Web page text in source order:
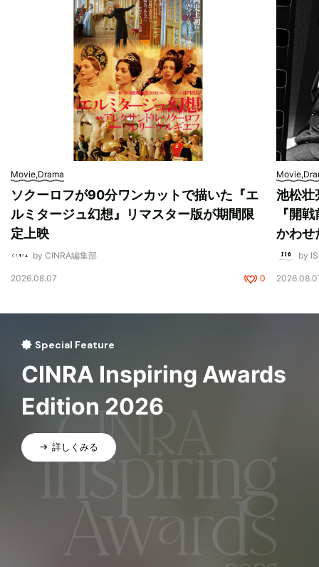
Movie,Drama
ソクーロフが90分ワンカットで描いた『エ
ルミタージュ幻想』リマスター版が期間限
定上映
by CINRA編集部
2026.08.07 0
池松壮
『開
かわせ
by
Special Feature
CINRA Inspiring Awards
Edition 2026
詳しくみる